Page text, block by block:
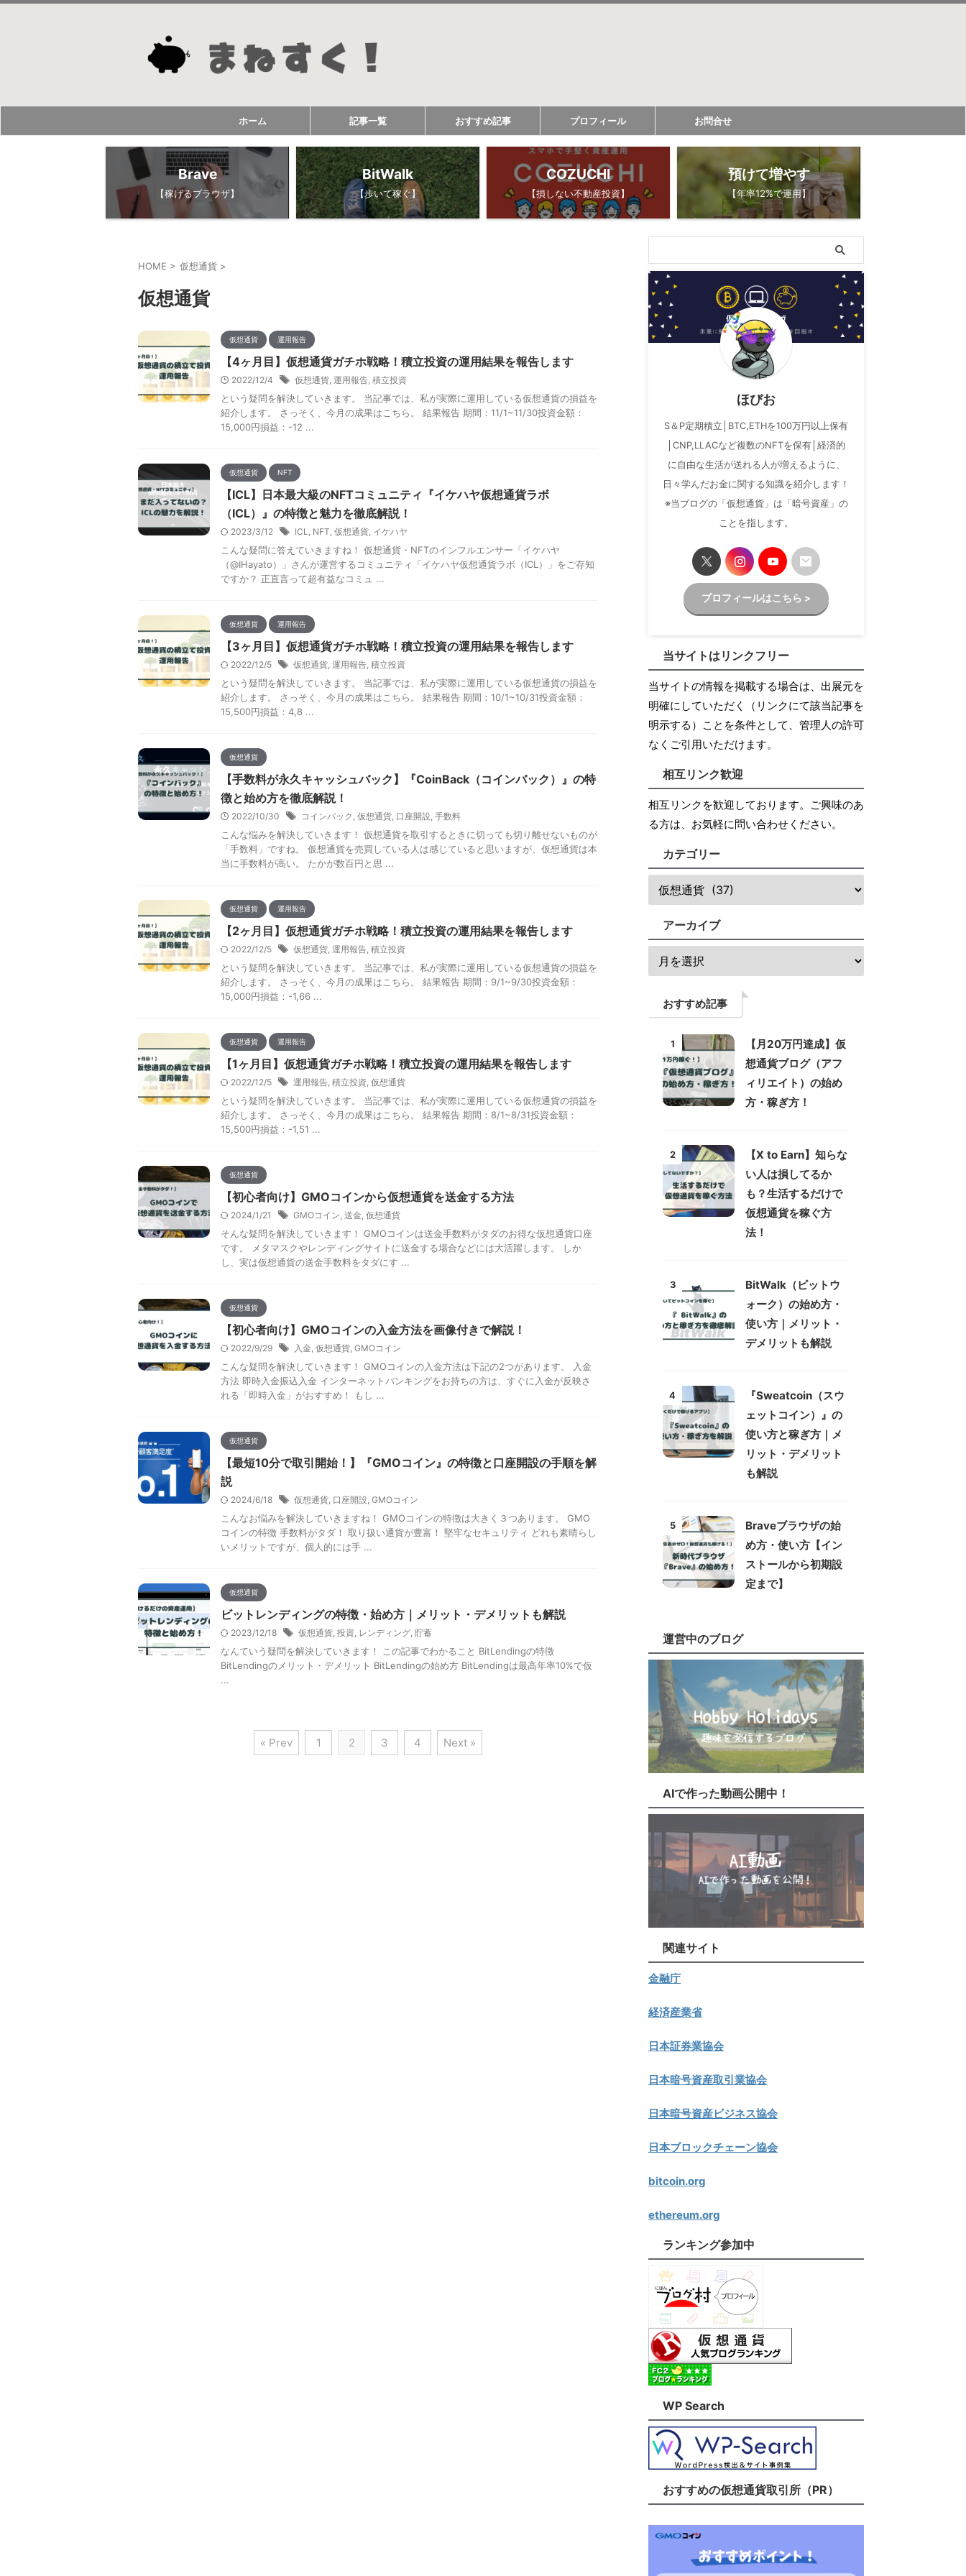
ホーム 記事一覧 おすすめ記事 プロフィール お問合せ
Brave
【稼げるブラウザ】
BitWalk
【歩いて稼ぐ】
COZUCHI
【損しない不動産投資】
預けて増やす
【年率12%で運用】
HOME > 仮想通貨 >
仮想通貨
仮想通貨 運用報告
【4ヶ月目】仮想通貨ガチホ戦略！積立投資の運用結果を報告します
2022/12/4 仮想通貨, 運用報告, 積立投資
という疑問を解決していきます。 当記事では、私が実際に運用している仮想通貨の損益を
紹介します。 さっそく、今月の成果はこちら。 結果報告 期間：11/1~11/30投資金額：
15,000円損益：-12 ...
仮想通貨 NFT
【ICL】日本最大級のNFTコミュニティ『イケハヤ仮想通貨ラボ
（ICL）』の特徴と魅力を徹底解説！
2023/3/12 ICL, NFT, 仮想通貨, イケハヤ
こんな疑問に答えていきますね！ 仮想通貨・NFTのインフルエンサー「イケハヤ
（@IHayato）」さんが運営するコミュニティ「イケハヤ仮想通貨ラボ（ICL）」をご存知
ですか？ 正直言って超有益なコミュ ...
仮想通貨 運用報告
【3ヶ月目】仮想通貨ガチホ戦略！積立投資の運用結果を報告します
2022/12/5 仮想通貨, 運用報告, 積立投資
という疑問を解決していきます。 当記事では、私が実際に運用している仮想通貨の損益を
紹介します。 さっそく、今月の成果はこちら。 結果報告 期間：10/1~10/31投資金額：
15,500円損益：4,8 ...
仮想通貨
【手数料が永久キャッシュバック】『CoinBack（コインバック）』の特
徴と始め方を徹底解説！
2022/10/30 コインバック , 仮想通貨, 口座開設, 手数料
こんな悩みを解決していきます！ 仮想通貨を取引するときに切っても切り離せないものが
「手数料」ですね。 仮想通貨を売買している人は感じていると思いますが、仮想通貨は本
当に手数料が高い。 たかが数百円と思 ...
仮想通貨 運用報告
【2ヶ月目】仮想通貨ガチホ戦略！積立投資の運用結果を報告します
2022/12/5 仮想通貨, 運用報告, 積立投資
という疑問を解決していきます。 当記事では、私が実際に運用している仮想通貨の損益を
紹介します。 さっそく、今月の成果はこちら。 結果報告 期間：9/1~9/30投資金額：
15,000円損益：-1,66 ...
仮想通貨 運用報告
【1ヶ月目】仮想通貨ガチホ戦略！積立投資の運用結果を報告します
2022/12/5 運用報告, 積立投資, 仮想通貨
という疑問を解決していきます。 当記事では、私が実際に運用している仮想通貨の損益を
紹介します。 さっそく、今月の成果はこちら。 結果報告 期間：8/1~8/31投資金額：
15,500円損益：-1,51 ...
仮想通貨
【初心者向け】GMOコインから仮想通貨を送金する方法
2024/1/21 GMOコイン, 送金, 仮想通貨
そんな疑問を解決していきます！ GMOコインは送金手数料がタダのお得な仮想通貨口座
です。 メタマスクやレンディングサイトに送金する場合などには大活躍します。 しか
し、実は仮想通貨の送金手数料をタダにす ...
仮想通貨
【初心者向け】GMOコインの入金方法を画像付きで解説！
2022/9/29 入金, 仮想通貨, GMOコイン
こんな疑問を解決していきます！ GMOコインの入金方法は下記の2つがあります。 入金
方法 即時入金振込入金 インターネットバンキングをお持ちの方は、すぐに入金が反映さ
れる「即時入金」がおすすめ！ もし ...
仮想通貨
【最短10分で取引開始！】『GMOコイン』の特徴と口座開設の手順を解
説
2024/6/18 仮想通貨, 口座開設, GMOコイン
こんなお悩みを解決していきますね！ GMOコインの特徴は大きく３つあります。 GMO
コインの特徴 手数料がタダ！ 取り扱い通貨が豊富！ 堅牢なセキュリティ どれも素晴らし
いメリットですが、個人的には手 ...
仮想通貨
ビットレンディングの特徴・始め方｜メリット・デメリットも解説
2023/12/18 仮想通貨, 投資, レンディング, 貯蓄
なんていう疑問を解決していきます！ この記事でわかること BitLendingの特徴
BitLendingのメリット・デメリット BitLendingの始め方 BitLendingは最高年率10%で仮
...
« Prev 1 2 3 4 Next »
ほびお
S＆P定期積立│BTC,ETHを100万円以上保有
│CNP,LLACなど複数のNFTを保有│経済的
に自由な生活が送れる人が増えるように、
日々学んだお金に関する知識を紹介します！
※当ブログの「仮想通貨」は「暗号資産」の
ことを指します。
プロフィールはこちら >
当サイトはリンクフリー
当サイトの情報を掲載する場合は、出展元を
明確にしていただく（リンクにて該当記事を
明示する）ことを条件として、管理人の許可
なくご引用いただけます。
相互リンク歓迎
相互リンクを歓迎しております。ご興味のあ
る方は、お気軽に問い合わせください。
カテゴリー
アーカイブ
おすすめ記事
1
【月20万円達成】仮
想通貨ブログ（アフ
ィリエイト）の始め
方・稼ぎ方！
2
【X to Earn】知らな
い人は損してるか
も？生活するだけで
仮想通貨を稼ぐ方
法！
3
BitWalk（ビットウ
ォーク）の始め方・
使い方｜メリット・
デメリットも解説
4
『Sweatcoin（スウ
ェットコイン）』の
使い方と稼ぎ方｜メ
リット・デメリット
も解説
5
Braveブラウザの始
め方・使い方【イン
ストールから初期設
定まで】
運営中のブログ
AIで作った動画公開中！
関連サイト
金融庁
経済産業省
日本証券業協会
日本暗号資産取引業協会
日本暗号資産ビジネス協会
日本ブロックチェーン協会
bitcoin.org
ethereum.org
ランキング参加中
WP Search
おすすめの仮想通貨取引所（PR）